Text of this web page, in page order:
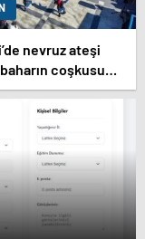
nevruz ateşi
coşkusu
taştı